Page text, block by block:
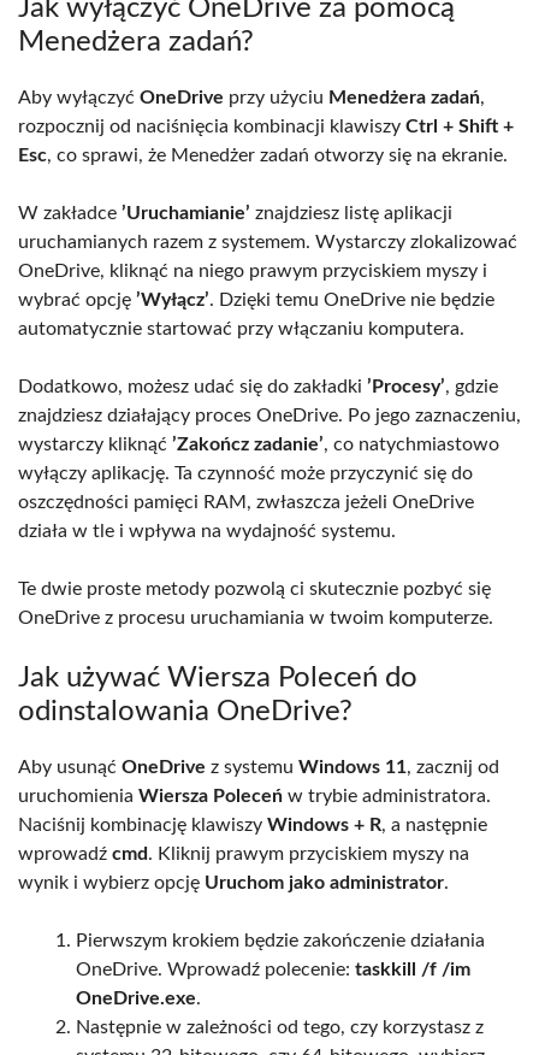
Jak wyłączyć OneDrive za pomocą
Menedżera zadań?
Aby wyłączyć OneDrive przy użyciu Menedżera zadań,
rozpocznij od naciśnięcia kombinacji klawiszy Ctrl + Shift +
Esc, co sprawi, że Menedżer zadań otworzy się na ekranie.
W zakładce ’Uruchamianie’ znajdziesz listę aplikacji
uruchamianych razem z systemem. Wystarczy zlokalizować
OneDrive, kliknąć na niego prawym przyciskiem myszy i
wybrać opcję ’Wyłącz’. Dzięki temu OneDrive nie będzie
automatycznie startować przy włączaniu komputera.
Dodatkowo, możesz udać się do zakładki ’Procesy’, gdzie
znajdziesz działający proces OneDrive. Po jego zaznaczeniu,
wystarczy kliknąć ’Zakończ zadanie’, co natychmiastowo
wyłączy aplikację. Ta czynność może przyczynić się do
oszczędności pamięci RAM, zwłaszcza jeżeli OneDrive
działa w tle i wpływa na wydajność systemu.
Te dwie proste metody pozwolą ci skutecznie pozbyć się
OneDrive z procesu uruchamiania w twoim komputerze.
Jak używać Wiersza Poleceń do
odinstalowania OneDrive?
Aby usunąć OneDrive z systemu Windows 11, zacznij od
uruchomienia Wiersza Poleceń w trybie administratora.
Naciśnij kombinację klawiszy Windows + R, a następnie
wprowadź cmd. Kliknij prawym przyciskiem myszy na
wynik i wybierz opcję Uruchom jako administrator.
Pierwszym krokiem będzie zakończenie działania
OneDrive. Wprowadź polecenie: taskkill /f /im
OneDrive.exe.
Następnie w zależności od tego, czy korzystasz z